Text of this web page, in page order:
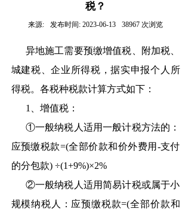
税？
来源: 发布时间: 2023-06-13 38967 次浏览
异地施工需要预缴增值税、附加税、
城建税、企业所得税，据实申报个人所
得税。各税种税款计算方式如下：
1、增值税：
①一般纳税人适用一般计税方法的：
应预缴税款=(全部价款和价外费用-支付
的分包款) ÷(1+9%)×2%
②一般纳税人适用简易计税或属于小
规模纳税人：应预缴税款=(全部价款和